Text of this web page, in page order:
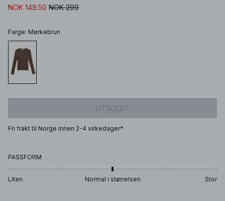
NOK 149.50 NOK 299
Farge: Mørkebrun
UTSOLGT
Fri frakt til Norge innen 2-4 virkedager*
PASSFORM
Liten Normal i størrelsen Stor